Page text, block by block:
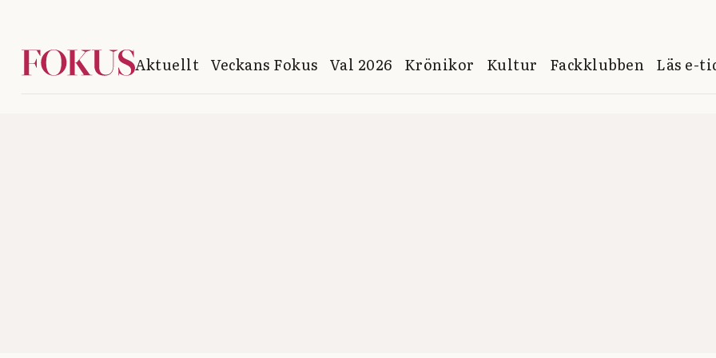
Aktuellt Veckans Fokus Val 2026 Krönikor Kultur Fackklubben Läs e-